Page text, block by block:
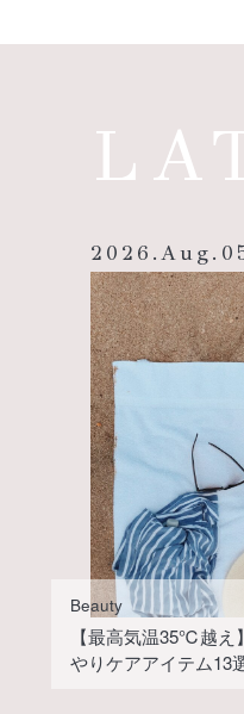
2026 .Aug.
Beauty
【最高気温35℃越え
やりケアアイテム13